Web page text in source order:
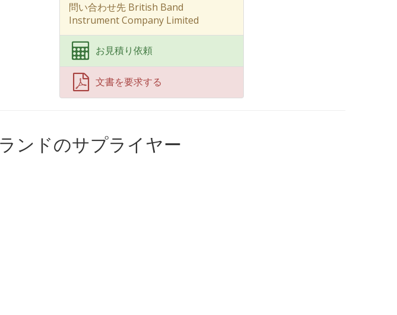
問い合わせ先 British Band
Instrument Company Limited
お見積り依頼
文書を要求する
ンドのサプライヤー